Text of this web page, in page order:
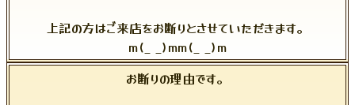
上記の方はご来店をお断りとさせていただきます。
m(_ _)mm(_ _)m
お断りの理由です。